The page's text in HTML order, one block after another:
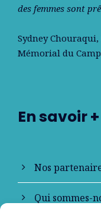
des femmes sont
Sydney Chouraqui
Mémorial du
En savoir +
Nos
Qui sommes-